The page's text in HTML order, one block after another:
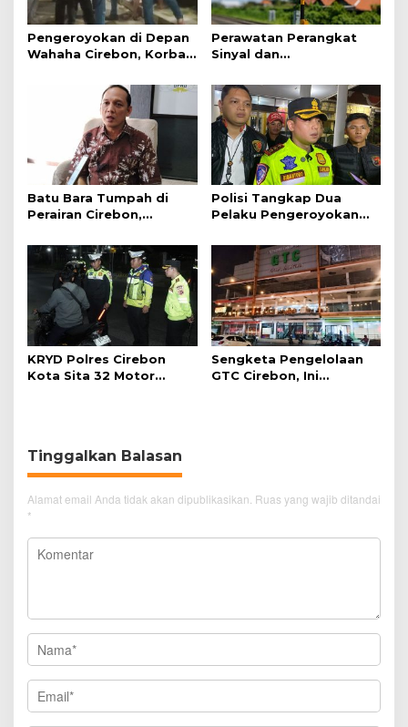
Pengeroyokan di Depan
Wahaha Cirebon, Korban
Perawatan Perangkat
Sinyal dan
Perjalanan Kereta Api
Batu Bara Tumpah di
Perairan Cirebon,
Hijau
Polisi Tangkap Dua
Pelaku Pengeroyokan
KRYD Polres Cirebon
Kota Sita 32 Motor
Sengketa Pengelolaan
GTC Cirebon, Ini
Tinggalkan Balasan
Alamat email Anda tidak akan dipublikasikan. Ruas yang wajib ditandai
*